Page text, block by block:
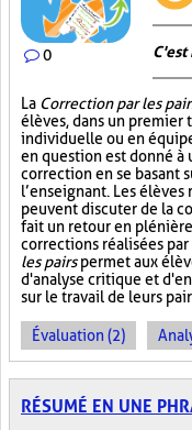
0 C'est
La Correction par les
élèves, dans un premier
individuelle ou en
en question est donné à
correction en se basant
l’enseignant. Les
peuvent discuter de la
fait un retour en
corrections réalisées par
les pairspermet aux
d'analyse critique et
sur le travail de leurs
Évaluation (2)
RÉSUMÉ EN UNE